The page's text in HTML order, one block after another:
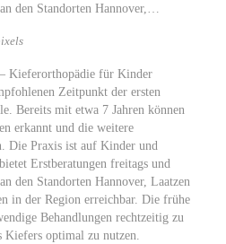
den Standorten Hannover,…
Kieferorthopädie für Kinder
Zeitpunkt der ersten
Bereits mit etwa 7 Jahren können
erkannt und die weitere
Die Praxis ist auf Kinder und
Erstberatungen freitags und
den Standorten Hannover, Laatzen
in der Region erreichbar. Die frühe
Behandlungen rechtzeitig zu
Kiefers optimal zu nutzen.